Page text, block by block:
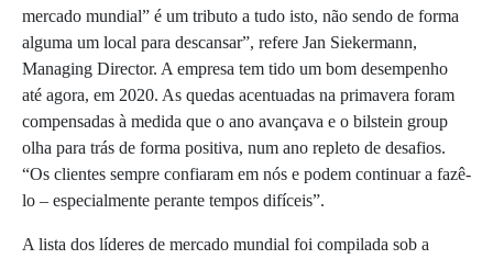
mercado mundial” é um tributo a tudo isto, não sendo de forma
alguma um local para descansar”, refere Jan Siekermann,
Managing Director. A empresa tem tido um bom desempenho
até agora, em 2020. As quedas acentuadas na primavera foram
compensadas à medida que o ano avançava e o bilstein group
olha para trás de forma positiva, num ano repleto de desafios.
“Os clientes sempre confiaram em nós e podem continuar a fazê-
lo – especialmente perante tempos difíceis”.
A lista dos líderes de mercado mundial foi compilada sob a